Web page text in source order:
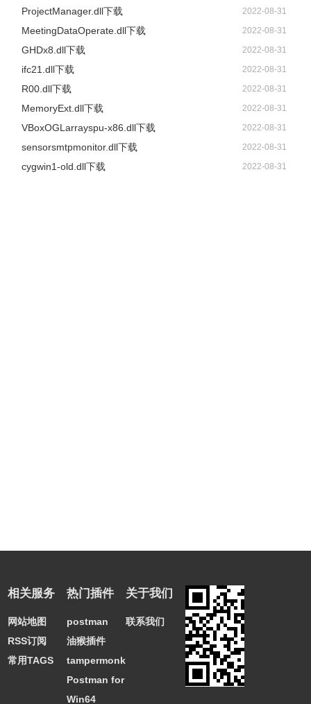
ProjectManager.dll下载 2022-08-31
MeetingDataOperate.dll下载 2022-08-31
GHDx8.dll下载 2022-08-31
ifc21.dll下载 2022-08-31
R00.dll下载 2022-08-31
MemoryExt.dll下载 2022-08-31
VBoxOGLarrayspu-x86.dll下载 2022-08-31
sensorsmtpmonitor.dll下载 2022-08-31
cygwin1-old.dll下载 2022-08-31
相关服务
网站地图
RSS订阅
常用TAGS
热门插件
postman
油猴插件
tampermonkey
Postman for
Win64
关于我们
联系我们